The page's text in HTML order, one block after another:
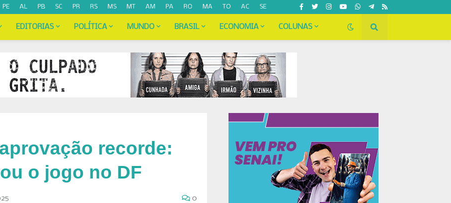
PE AL PB SC PR RS MS MT AM PA RO MA TO AC SE
EDITORIAS POLÍTICA MUNDO BRASIL ECONOMIA COLUNAS
recorde:
o jogo no DF
0